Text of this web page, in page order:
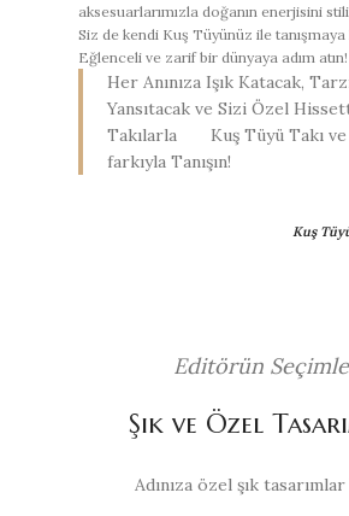
aksesuarlarımızla doğanın enerjisini
Siz de kendi Kuş Tüyünüz ile tanışmaya
Eğlenceli ve zarif bir dünyaya adım atın!
Her Anınıza Işık Katacak,
Yansıtacak ve Sizi Özel
Takılarla Kuş Tüyü Takı ve
farkıyla Tanışın!
Kuş
Editörün
Şık ve Özel
Adınıza özel şık